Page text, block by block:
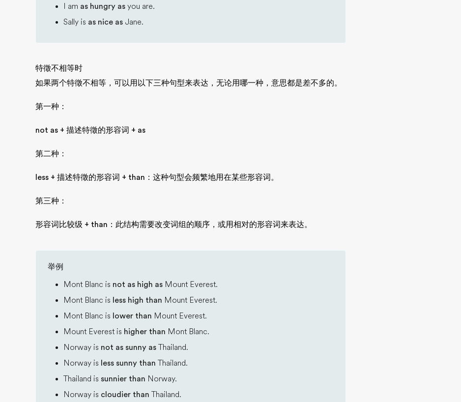
I am as hungry as you are.
Sally is as nice as Jane.
特徵不相等时
如果两个特徵不相等，可以用以下三种句型来表达，无论用哪一种，意思都是差不多的。
第一种：
not as + 描述特徵的形容词 + as
第二种：
less + 描述特徵的形容词 + than： 这种句型会频繁地用在某些形容词。
第三种：
形容词比较级 + than： 此结构需要改变词组的顺序，或用相对的形容词来表达。
举例
Mont Blanc is not as high as Mount Everest.
Mont Blanc is less high than Mount Everest.
Mont Blanc is lower than Mount Everest.
Mount Everest is higher than Mont Blanc.
Norway is not as sunny as Thailand.
Norway is less sunny than Thailand.
Thailand is sunnier than Norway.
Norway is cloudier than Thailand.